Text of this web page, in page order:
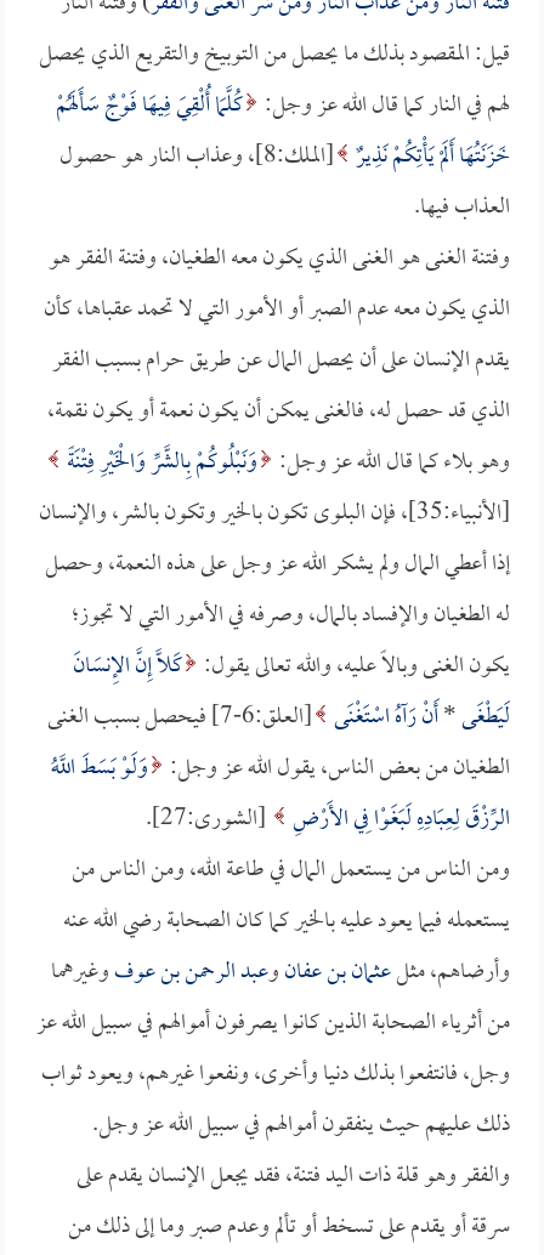
قيل: المقصود بذلك ما يحصل من التوبيخ والتقريع الذي يحصل
لهم في النار كما قال الله عز وجل: كُلَّمَا أُلْقِيَ فِيهَا فَوْجٌ سَأَلَهُمْ
خَزَنَتُهَا أَلَمْ يَأْتِكُمْ نَذِيرٌ
[الملك:8]، وعذاب النار هو حصول
العذاب فيها.
وفتنة الغنى هو الغنى الذي يكون معه الطغيان، وفتنة الفقر هو
الذي يكون معه عدم الصبر أو الأمور التي لا تحمد عقباها، كأن
يقدم الإنسان على أن يحصل المال عن طريق حرام بسبب الفقر
الذي قد حصل له، فالغنى يمكن أن يكون نعمة أو يكون نقمة،
وهو بلاء كما قال الله عز وجل: وَنَبْلُوكُمْ بِالشَّرِّ وَالْخَيْرِ فِتْنَةً
[الأنبياء:35]، فإن البلوى تكون بالخير وتكون بالشر، والإنسان
إذا أعطي المال ولم يشكر الله عز وجل على هذه النعمة، وحصل
له الطغيان والإفساد بالمال، وصرفه في الأمور التي لا تجوز؛
يكون الغنى وبالاً عليه، والله تعالى يقول: كَلَّا إِنَّ الإِنسَانَ
لَيَطْغَى*أَنْ رَآهُ اسْتَغْنَى
[العلق:6-7] فيحصل بسبب الغنى
الطغيان من بعض الناس، يقول الله عز وجل: وَلَوْ بَسَطَ اللَّهُ
الرِّزْقَ لِعِبَادِهِ لَبَغَوْا فِي الأَرْضِ [الشورى:27].
ومن الناس من يستعمل المال في طاعة الله، ومن الناس من
يستعمله فيما يعود عليه بالخير كما كان الصحابة رضي الله عنه
وأرضاهم، مثلعثمان بن عفانوعبد الرحمن بن عوفوغيرهما
من أثرياء الصحابة الذين كانوا يصرفون أموالهم في سبيل الله عز
وجل، فانتفعوا بذلك دنيا وأخرى، ونفعوا غيرهم، ويعود ثواب
ذلك عليهم حيث ينفقون أموالهم في سبيل الله عز وجل.
والفقر وهو قلة ذات اليد فتنة، فقد يجعل الإنسان يقدم على
سرقة أو يقدم على تسخط أو تألم وعدم صبر وما إلى ذلك من